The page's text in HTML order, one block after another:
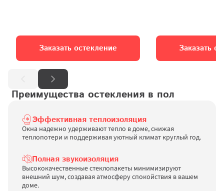
Заказать остекление Заказать
Преимущества остекления в пол
Эффективная теплоизоляция
Окна надежно удерживают тепло в доме, снижая
теплопотери и поддерживая уютный климат круглый год.
Полная звукоизоляция
Высококачественные стеклопакеты минимизируют
внешний шум, создавая атмосферу спокойствия в вашем
доме.